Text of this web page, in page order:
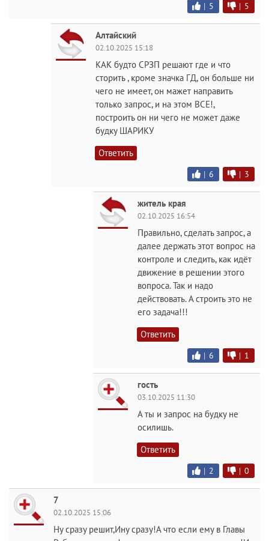
| 5 | 5
Алтайский
02.10.2025 15:18
КАК будто СРЗП решают где и что
сторить , кроме значка ГД, он больше ни
чего не имеет, он мажет направить
только запрос, и на этом ВСЕ!,
построить он ни чего не может даже
будку ШАРИКУ
Ответить
| 6 | 3
житель края
02.10.2025 16:54
Правильно, сделать запрос, а
далее держать этот вопрос на
контроле и следить, как идёт
движение в решении этого
вопроса. Так и надо
действовать. А строить это не
его задача!!!
Ответить
| 6 | 1
гость
03.10.2025 11:30
А ты и запрос на будку не
осилишь.
Ответить
| 2 | 0
7
02.10.2025 15:06
Ну сразу решит,Ину сразу!А что если ему в Главы